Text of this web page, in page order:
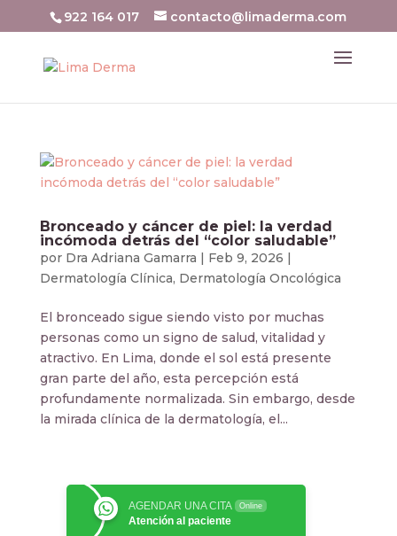
922 164 017 contacto@limaderma.com
Bronceado y cáncer de piel: la verdad
incómoda detrás del “color saludable”
por Dra Adriana Gamarra | Feb 9, 2026 |
Dermatología Clínica, Dermatología Oncológica
El bronceado sigue siendo visto por muchas
personas como un signo de salud, vitalidad y
atractivo. En Lima, donde el sol está presente
gran parte del año, esta percepción está
profundamente normalizada. Sin embargo, desde
la mirada clínica de la dermatología, el...
AGENDAR UNA CITA Online
Atención al paciente